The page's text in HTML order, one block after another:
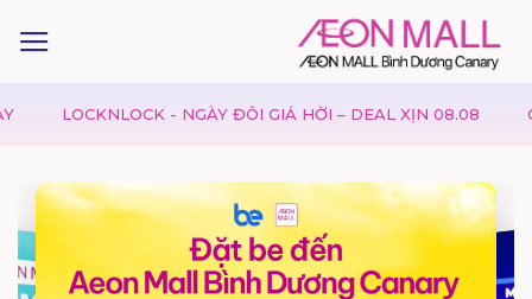
LOCKNLOCK - NGÀY ĐÔI GIÁ HỜI – DEAL XỊN 08.08 GAP